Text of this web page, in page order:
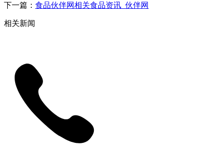
下一篇： 食品伙伴网相关食品资讯_伙伴网
相关新闻